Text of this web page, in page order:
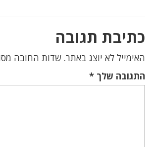
כתיבת תגובה
האימייל לא יוצג באתר. שדות החובה
התגובה שלך *